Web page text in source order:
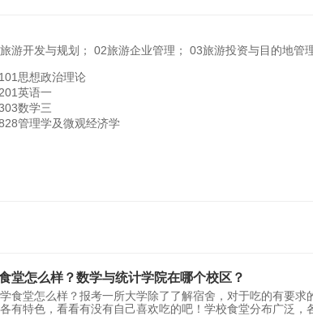
游开发与规划； 02旅游企业管理； 03旅游投资与目的地管
思想政治理论
英语一
数学三
管理学及微观经济学
堂怎么样？数学与统计学院在哪个校区？
食堂怎么样？报考一所大学除了了解宿舍，对于吃的有要
有特色，看看有没有自己喜欢吃的吧！学校食堂分布广泛，